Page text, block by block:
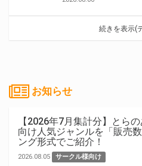
続きを表示(
お知らせ
【2026年7月集計分】とら
向け人気ジャンルを「販売
ング形式でご紹介！
2026.08.05 サークル様向け